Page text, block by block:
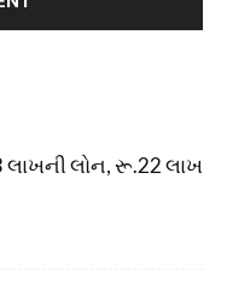
લોન, રૂ.22 લાખ